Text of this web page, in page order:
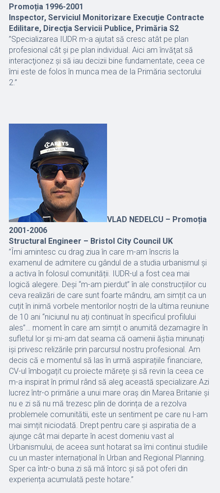
Promoția 1996-2001
Inspector, Serviciul Monitorizare Execuţie Contracte
Edilitare, Direcţia Servicii Publice, Primăria S2
”Specializarea IUDR m-a ajutat să cresc atât pe plan
profesional cât şi pe plan individual. Aici am învăţat să
interacţionez şi să iau decizii bine fundamentate, ceea ce
îmi este de folos în munca mea de la Primăria sectorului
2.”
VLAD NEDELCU – Promoția
2001-2006
Structural Engineer – Bristol City Council UK
”Îmi amintesc cu drag ziua în care m-am înscris la
examenul de admitere cu gândul de a studia urbanismul și
a activa în folosul comunității. IUDR-ul a fost cea mai
logică alegere. Deși “m-am pierdut” în ale construcțiilor cu
ceva realizări de care sunt foarte mândru, am simțit ca un
cuțit în inimă vorbele mentorilor noștri de la ultima reuniune
de 10 ani “niciunul nu ați continuat în specificul profilului
ales”… moment în care am simțit o anumită dezamagire în
sufletul lor și mi-am dat seama că oamenii ăștia minunați
iși privesc relizările prin parcursul nostru profesional. Am
decis că e momentul să las în urmă aspirațiile financiare,
CV-ul îmbogațit cu proiecte mărețe și să revin la ceea ce
m-a inspirat în primul rând să aleg această specializare.Azi
lucrez într-o primărie a unui mare oraș din Marea Britanie și
nu e zi să nu mă trezesc plin de dorința de a rezolva
problemele comunitătii, este un sentiment pe care nu l-am
mai simțit niciodată. Drept pentru care și aspiratia de a
ajunge cât mai departe în acest domeniu vast al
Urbanismului, de aceea sunt hotarat sa îmi continui studiile
cu un master internațional în Urban and Regional Planning.
Sper ca într-o buna zi să mă întorc și să pot oferi din
experiența acumulată peste hotare.”